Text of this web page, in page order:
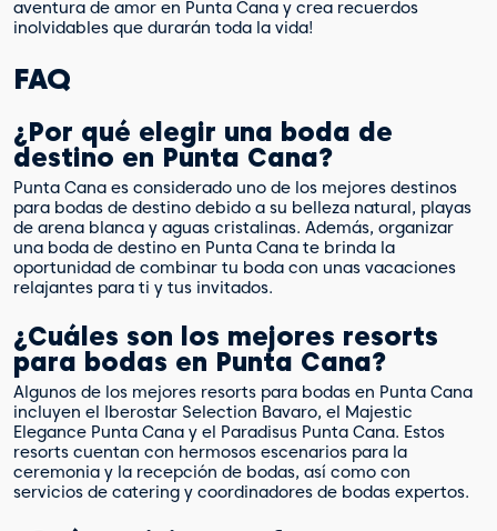
aventura de amor en Punta Cana y crea recuerdos
inolvidables que durarán toda la vida!
FAQ
¿Por qué elegir una boda de
destino en Punta Cana?
Punta Cana es considerado uno de los mejores destinos
para bodas de destino debido a su belleza natural, playas
de arena blanca y aguas cristalinas. Además, organizar
una boda de destino en Punta Cana te brinda la
oportunidad de combinar tu boda con unas vacaciones
relajantes para ti y tus invitados.
¿Cuáles son los mejores resorts
para bodas en Punta Cana?
Algunos de los mejores resorts para bodas en Punta Cana
incluyen el Iberostar Selection Bavaro, el Majestic
Elegance Punta Cana y el Paradisus Punta Cana. Estos
resorts cuentan con hermosos escenarios para la
ceremonia y la recepción de bodas, así como con
servicios de catering y coordinadores de bodas expertos.